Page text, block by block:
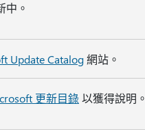
中。
Update Catalog網站。
更新目錄以獲得說明。